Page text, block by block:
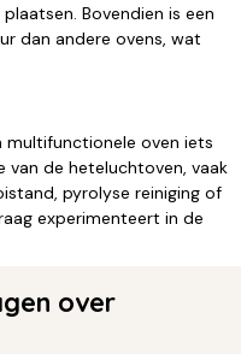
Bovendien is een
dan andere ovens, wat
multifunctionele oven iets
van de heteluchtoven, vaak
pyrolyse reiniging of
experimenteert in de
over